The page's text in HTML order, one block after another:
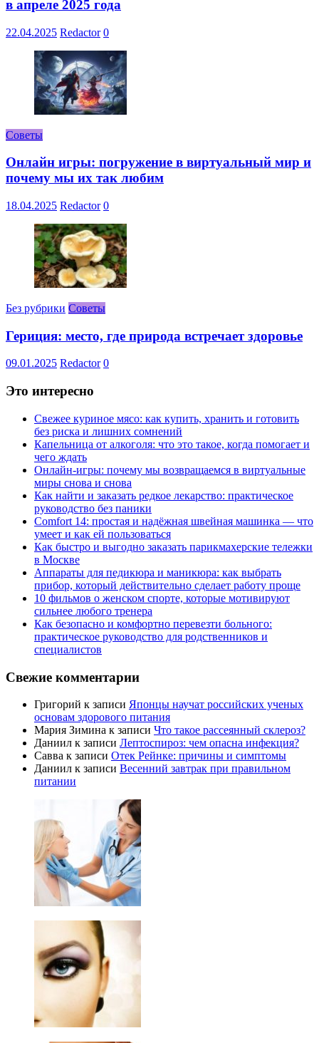
в апреле 2025 года
22.04.2025 Redactor 0
Советы
Онлайн игры: погружение в виртуальный мир и
почему мы их так любим
18.04.2025 Redactor 0
Без рубрики Советы
Гериция: место, где природа встречает здоровье
09.01.2025 Redactor 0
Это интересно
Свежее куриное мясо: как купить, хранить и готовить
без риска и лишних сомнений
Капельница от алкоголя: что это такое, когда помогает и
чего ждать
Онлайн-игры: почему мы возвращаемся в виртуальные
миры снова и снова
Как найти и заказать редкое лекарство: практическое
руководство без паники
Comfort 14: простая и надёжная швейная машинка — что
умеет и как ей пользоваться
Как быстро и выгодно заказать парикмахерские тележки
в Москве
Аппараты для педикюра и маникюра: как выбрать
прибор, который действительно сделает работу проще
10 фильмов о женском спорте, которые мотивируют
сильнее любого тренера
Как безопасно и комфортно перевезти больного:
практическое руководство для родственников и
специалистов
Свежие комментарии
Григорий к записи Японцы научат российских ученых
основам здорового питания
Мария Зимина к записи Что такое рассеянный склероз?
Даниил к записи Лептоспироз: чем опасна инфекция?
Савва к записи Отек Рейнке: причины и симптомы
Даниил к записи Весенний завтрак при правильном
питании